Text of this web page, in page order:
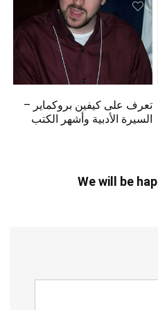
تعرف على كيفين بروكماير –
السيرة الأدبية وأشهر الكتب
We will be